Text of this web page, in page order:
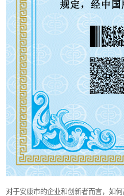
对于安康市的企业和创新者而言，如何